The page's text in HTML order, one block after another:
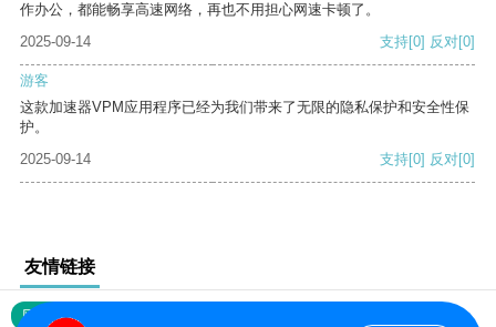
作办公，都能畅享高速网络，再也不用担心网速卡顿了。
2025-09-14
支持[0] 反对[0]
游客
这款加速器VPM应用程序已经为我们带来了无限的隐私保护和安全性保
护。
2025-09-14
支持[0] 反对[0]
友情链接
网站地图